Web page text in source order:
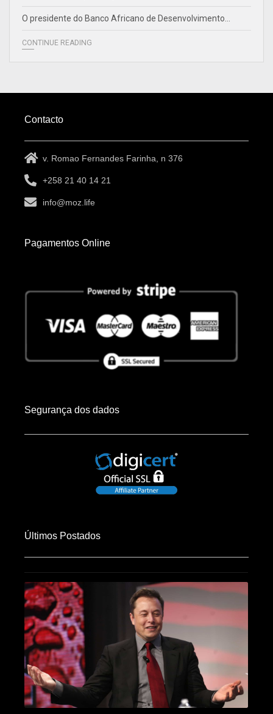
O presidente do Banco Africano de Desenvolvimento…
CONTINUE READING
Contacto
v. Romao Fernandes Farinha, n 376
+258 21 40 14 21
info@moz.life
Pagamentos Online
Segurança dos dados
Últimos Postados